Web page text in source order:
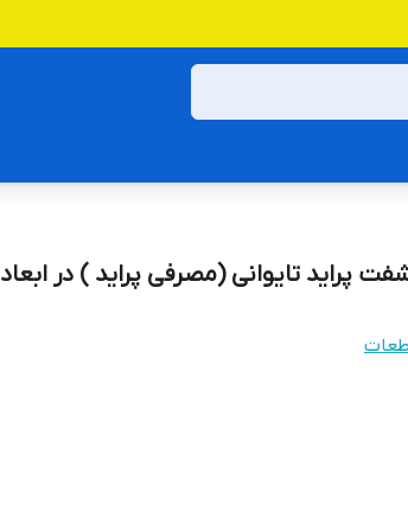
پراید تایوانی (مصرفی پراید ) در ابعاد 8-22-38